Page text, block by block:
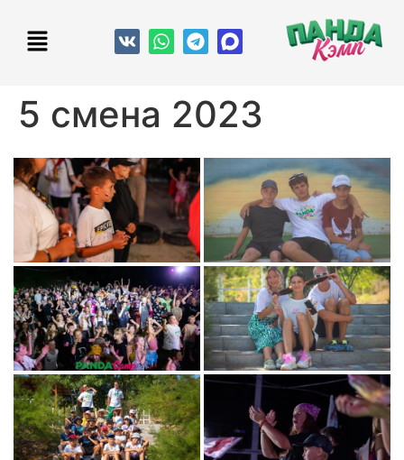
5 смена 2023